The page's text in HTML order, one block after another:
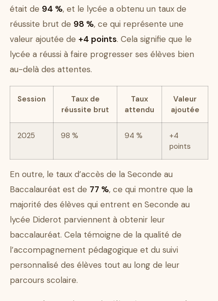
était de 94 %, et le lycée a obtenu un taux de
réussite brut de 98 %, ce qui représente une
valeur ajoutée de +4 points. Cela signifie que le
lycée a réussi à faire progresser ses élèves bien
au-delà des attentes.
Session
Taux de
réussite brut
Taux
attendu
Valeur
ajoutée
2025 98 % 94 %
+4
points
En outre, le taux d’accès de la Seconde au
Baccalauréat est de 77 %, ce qui montre que la
majorité des élèves qui entrent en Seconde au
lycée Diderot parviennent à obtenir leur
baccalauréat. Cela témoigne de la qualité de
l’accompagnement pédagogique et du suivi
personnalisé des élèves tout au long de leur
parcours scolaire.